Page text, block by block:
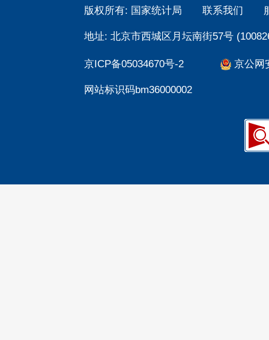
版权所有: 国家统计局 联系我们
地址: 北京市西城区月坛南街57号
京ICP备05034670号-2 京公网
网站标识码bm36000002